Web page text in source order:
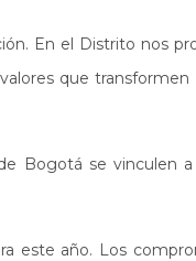
En el Distrito nos
que transformen
Bogotá se vinculen
este año. Los